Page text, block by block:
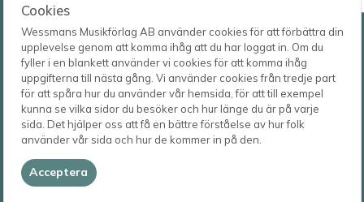
Cookies
Wessmans Musikförlag AB använder cookies för att förbättra din
upplevelse genom att komma ihåg att du har loggat in. Om du
fyller i en blankett använder vi cookies för att komma ihåg
uppgifterna till nästa gång. Vi använder cookies från tredje part
för att spåra hur du använder vår hemsida, för att till exempel
kunna se vilka sidor du besöker och hur länge du är på varje
sida. Det hjälper oss att få en bättre förståelse av hur folk
använder vår sida och hur de kommer in på den.
Acceptera
Wessmans Musikförlag AB
Leverans- och besöksadress
Bingebygatan 11 B
621 41 VISBY
Postadress
Box 1253
621 23 VISBY
Telefon
0498-22 61 32
E-post
order@wessmans.com
Wessmans Musikförlag AB
2026.4.1.22754